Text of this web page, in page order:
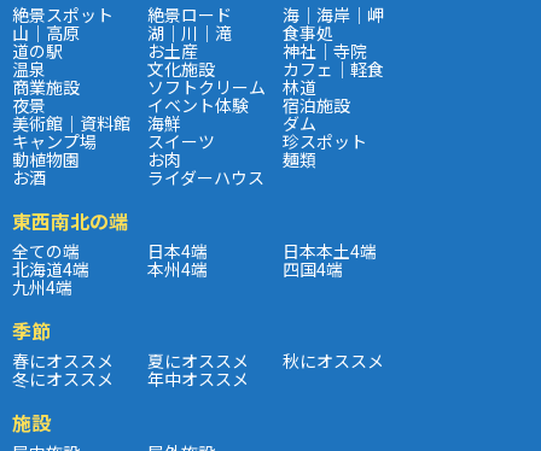
絶景スポット 絶景ロード 海｜海岸｜岬
山｜高原 湖｜川｜滝 食事処
道の駅 お土産 神社｜寺院
温泉 文化施設 カフェ｜軽食
商業施設 ソフトクリーム 林道
夜景 イベント体験 宿泊施設
美術館｜資料館 海鮮 ダム
キャンプ場 スイーツ 珍スポット
動植物園 お肉 麺類
お酒 ライダーハウス
東西南北の端
全ての端 日本4端 日本本土4端
北海道4端 本州4端 四国4端
九州4端
季節
春にオススメ 夏にオススメ 秋にオススメ
冬にオススメ 年中オススメ
施設